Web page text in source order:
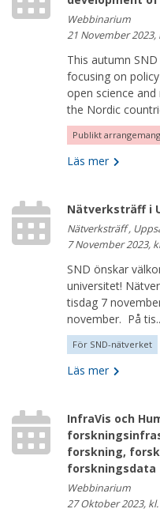
Webbinarium
21 November 2023,
This autumn
focusing on
open science
the Nordic
Publikt arrangemang
Läs mer
Nätverksträff i
Nätverksträff ,
7 November 2023,
SND önskar
universitet!
tisdag 7
november. På tis..
För SND-nätverket
Läs mer
InfraVis och
forskning,
forskningsdata
Webbinarium
27 Oktober 2023, kl.